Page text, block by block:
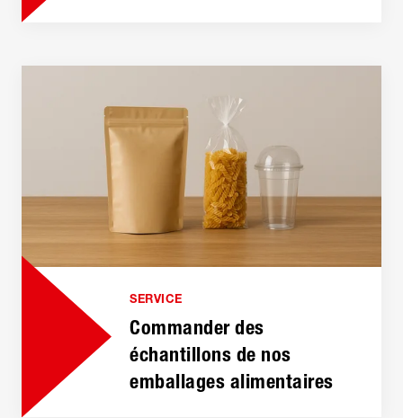
SERVICE
Commander des
échantillons de nos
emballages alimentaires